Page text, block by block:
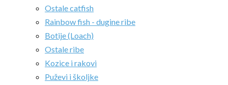
Ostale catfish
Rainbow fish - dugine ribe
Botije (Loach)
Ostale ribe
Kozice i rakovi
Puževi i školjke